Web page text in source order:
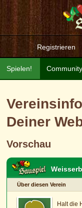
Registrieren
Community
Spielen!
Deiner
Vorschau
Über diesen Verein
Halt die